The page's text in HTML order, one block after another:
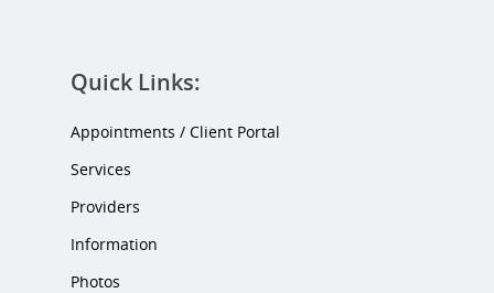
Quick Links:
Appointments / Client Portal
Services
Providers
Information
Photos